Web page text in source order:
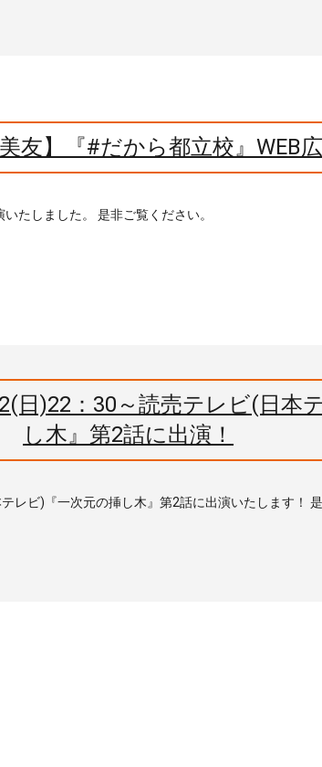
友】『#だから都立校』WEB
たしました。 是非ご覧ください。
日)22：30～読売テレビ(日本
し木』第2話に出演！
レビ)『一次元の挿し木』第2話に出演いたします！